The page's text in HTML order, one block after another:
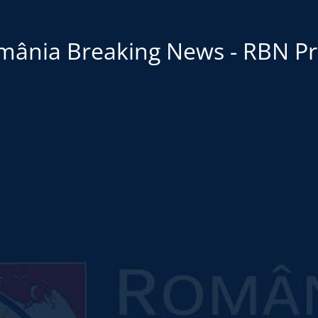
Breaking News - RBN